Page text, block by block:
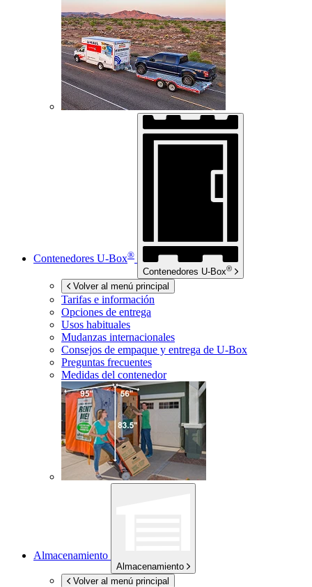
Contenedores U-Box®
Contenedores U-Box®
Volver al menú principal
Tarifas e información
Opciones de entrega
Usos habituales
Mudanzas internacionales
Consejos de empaque y entrega de U-Box
Preguntas frecuentes
Medidas del contenedor
Almacenamiento
Almacenamiento
Volver al menú principal